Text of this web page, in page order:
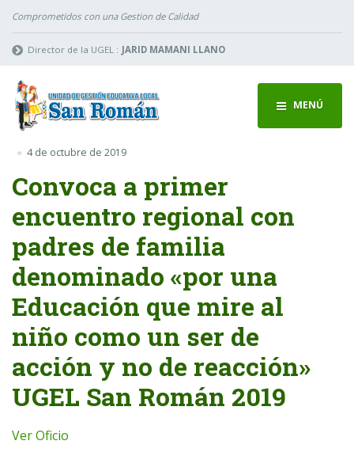
Comprometidos con una Gestion de Calidad
Director de la UGEL : JARID MAMANI LLANO
MENÚ
4 de octubre de 2019
Convoca a primer
encuentro regional con
padres de familia
denominado «por una
Educación que mire al
niño como un ser de
acción y no de reacción»
UGEL San Román 2019
Ver Oficio